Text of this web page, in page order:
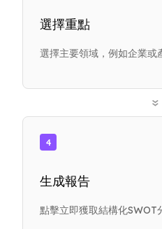
選擇重點
選擇主要領域，例如企業或
»
4
生成報告
點擊立即獲取結構化SWOT